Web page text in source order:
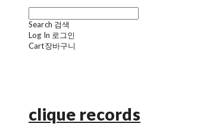
Search 검색
Log In 로그인
Cart장바구니
clique records